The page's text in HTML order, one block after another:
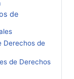
de
Derechos de
de Derechos